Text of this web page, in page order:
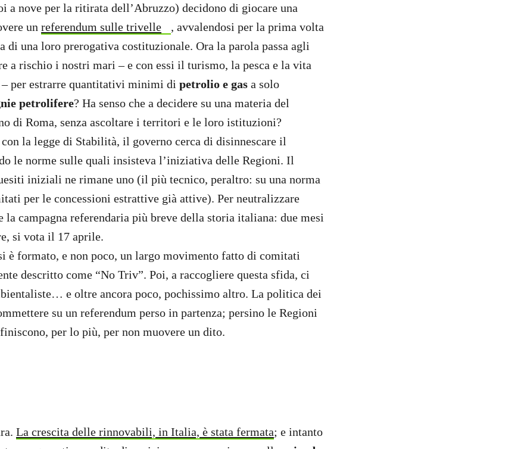
a nove per la ritirata dell’Abruzzo) decidono di giocare una
un referendum sulle trivelle
, avvalendosi per la prima volta
di una loro prerogativa costituzionale. Ora la parola passa agli
a rischio i nostri mari – e con essi il turismo, la pesca e la vita
per estrarre quantitativi minimi di petrolio e gas a solo
petrolifere? Ha senso che a decidere su una materia del
di Roma, senza ascoltare i territori e le loro istituzioni?
la legge di Stabilità, il governo cerca di disinnescare il
le norme sulle quali insisteva l’iniziativa delle Regioni. Il
iniziali ne rimane uno (il più tecnico, peraltro: su una norma
per le concessioni estrattive già attive). Per neutralizzare
la campagna referendaria più breve della storia italiana: due mesi
si vota il 17 aprile.
è formato, e non poco, un largo movimento fatto di comitati
descritto come “No Triv”. Poi, a raccogliere questa sfida, ci
e oltre ancora poco, pochissimo altro. La politica dei
su un referendum perso in partenza; persino le Regioni
per lo più, per non muovere un dito.
La crescita delle rinnovabili, in Italia, è stata fermata; e intanto